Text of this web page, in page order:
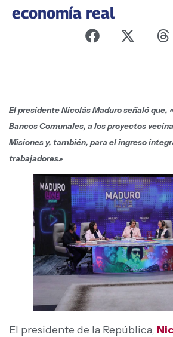
economía real
El presidente Nicolás Maduro señaló que,
Bancos Comunales, a los proyectos
Misiones y, también, para el ingreso
trabajadores»
El presidente de la República,